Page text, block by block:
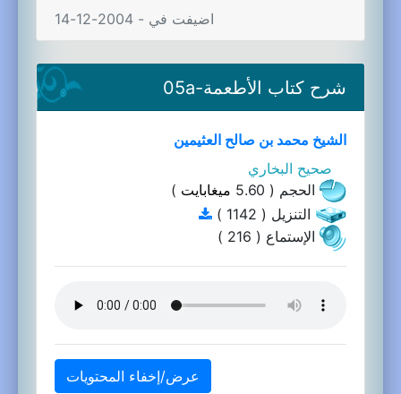
اضيفت في - 2004-12-14
شرح كتاب الأطعمة-05a
الشيخ محمد بن صالح العثيمين
صحيح البخاري
الحجم ( 5.60
ميغابايت )
التنزيل ( 1142 )
الإستماع ( 216 )
عرض/إخفاء المحتويات